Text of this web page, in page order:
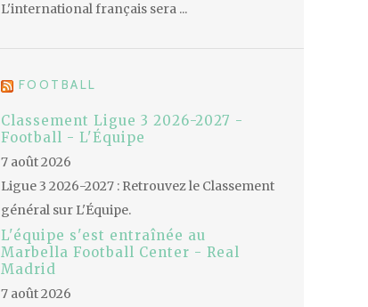
L'international français sera ...
FOOTBALL
Classement Ligue 3 2026-2027 -
Football - L'Équipe
7 août 2026
Ligue 3 2026-2027 : Retrouvez le Classement
général sur L'Équipe.
L'équipe s'est entraînée au
Marbella Football Center - Real
Madrid
7 août 2026